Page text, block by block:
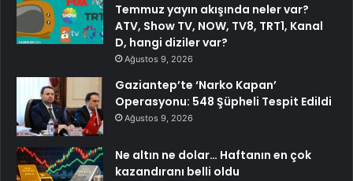
Temmuz yayın akışında neler var?
ATV, Show TV, NOW, TV8, TRT1, Kanal
D, hangi diziler var?
Ağustos 9, 2026
Gaziantep’te ‘Narko Kapan’
Operasyonu: 548 Şüpheli Tespit Edildi
Ağustos 9, 2026
Ne altın ne dolar… Haftanın en çok
kazandıranı belli oldu